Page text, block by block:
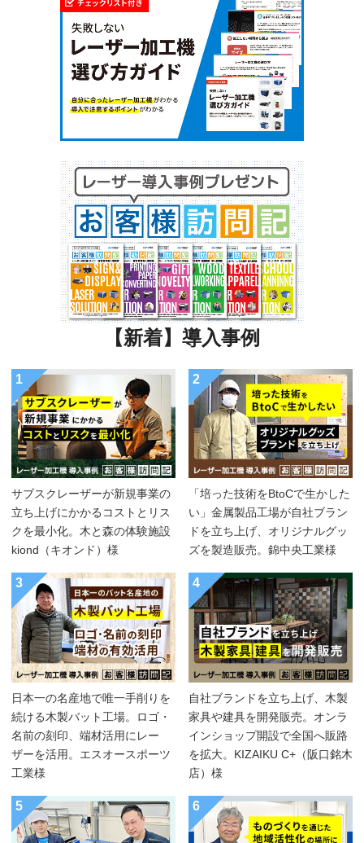
【新着】導入事例
1
サブスクレーザーが新規事業の
立ち上げにかかるコストとリス
クを最小化。木と森の体験施設
kiond（キオンド）様
2
「培った技術をBtoCで生かした
い」金属製品工場が自社ブラン
ドを立ち上げ、オリジナルグッ
ズを製造販売。錦中央工業様
3
日本一の名産地で唯一手削りを
続ける木製バット工場。ロゴ・
名前の刻印、端材活用にレー
ザーを活用。エスオースポーツ
工業様
4
自社ブランドを立ち上げ、木製
家具や建具を開発販売。オンラ
インショップ開設で全国へ販路
を拡大。KIZAIKU C+（阪口銘木
店）様
5 6